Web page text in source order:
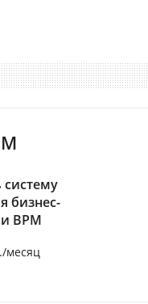
бизнес-
BPM
месяц